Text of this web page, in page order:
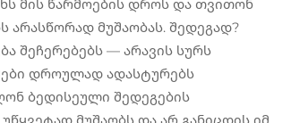
მის წარმოების დროს და თვითონ
არასწორად მუშაობას. შედეგად?
შეჩერებებს — არავის სურს
დროულად ადასტურებს
ბედისეული შედეგების